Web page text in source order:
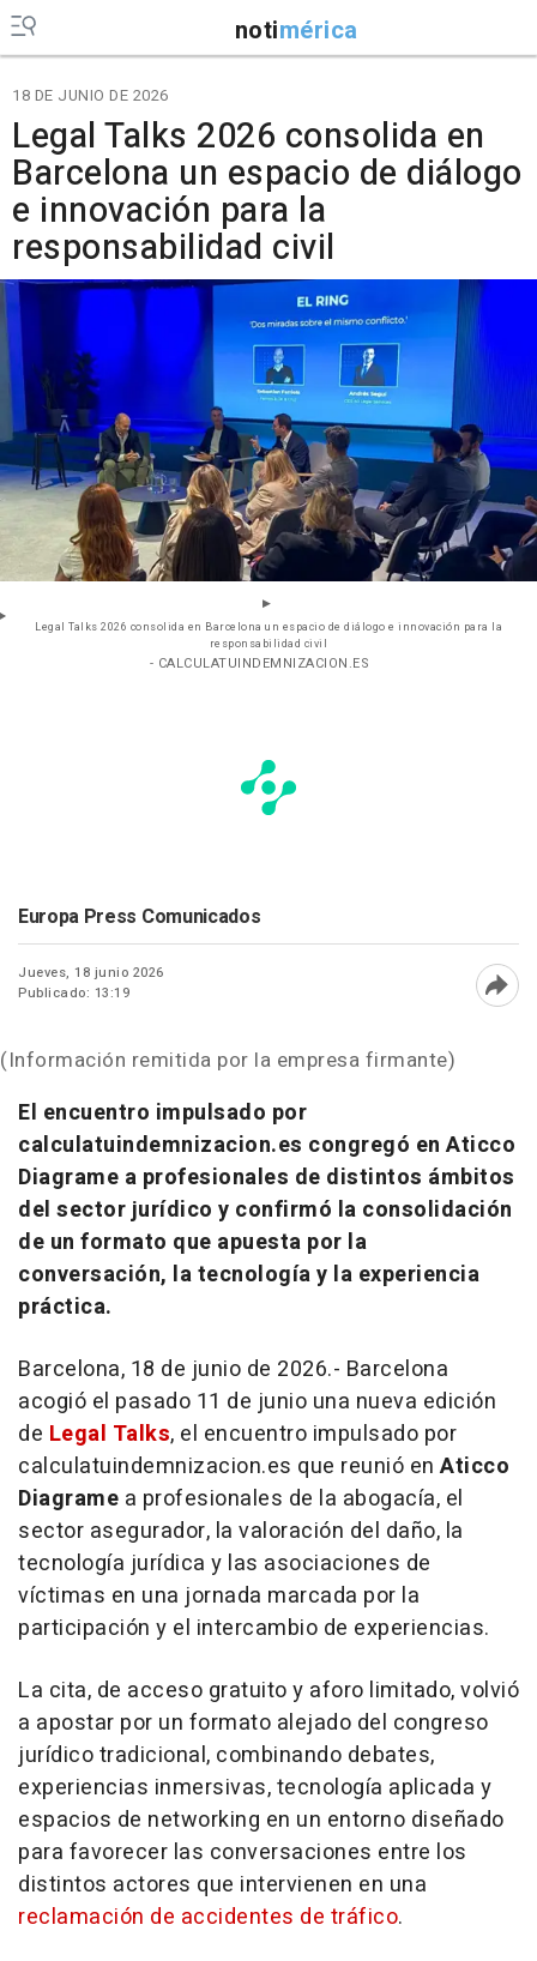
notimérica
18 DE JUNIO DE 2026
Legal Talks 2026 consolida en
Barcelona un espacio de diálogo
e innovación para la
responsabilidad civil
Legal Talks 2026 consolida en Barcelona un espacio de diálogo e innovación para la
responsabilidad civil
- CALCULATUINDEMNIZACION.ES
Europa Press Comunicados
Jueves, 18 junio 2026
Publicado: 13:19
(Información remitida por la empresa firmante)
El encuentro impulsado por
calculatuindemnizacion.es congregó en Aticco
Diagrame a profesionales de distintos ámbitos
del sector jurídico y confirmó la consolidación
de un formato que apuesta por la
conversación, la tecnología y la experiencia
práctica.
Barcelona, 18 de junio de 2026.- Barcelona
acogió el pasado 11 de junio una nueva edición
de Legal Talks, el encuentro impulsado por
calculatuindemnizacion.es que reunió en Aticco
Diagrame a profesionales de la abogacía, el
sector asegurador, la valoración del daño, la
tecnología jurídica y las asociaciones de
víctimas en una jornada marcada por la
participación y el intercambio de experiencias.
La cita, de acceso gratuito y aforo limitado, volvió
a apostar por un formato alejado del congreso
jurídico tradicional, combinando debates,
experiencias inmersivas, tecnología aplicada y
espacios de networking en un entorno diseñado
para favorecer las conversaciones entre los
distintos actores que intervienen en una
reclamación de accidentes de tráfico.